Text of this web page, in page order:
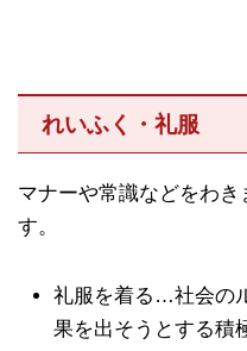
れいふく・礼服
マナーや常識などをわ
す。
礼服を着る…社会の
果を出そうとする積